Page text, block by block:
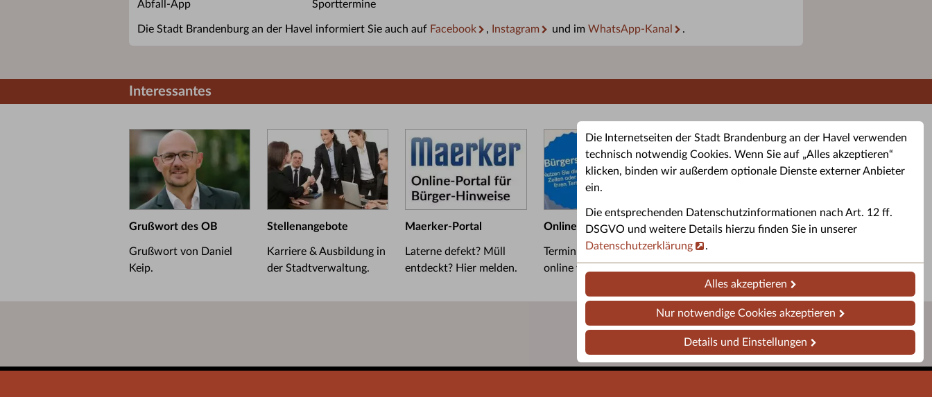
Die Internetseiten der Stadt Brandenburg an der Havel verwenden
technisch notwendig Cookies. Wenn Sie auf „Alles akzeptieren“
klicken, binden wir außerdem optionale Dienste externer Anbieter
ein.
Die entsprechenden Datenschutzinformationen nach Art. 12 ff.
DSGVO und weitere Details hierzu finden Sie in unserer
Datenschutzerklärung
.
Alles akzeptieren
Nur notwendige Cookies akzeptieren
Details und Einstellungen
Abfall-App Sporttermine
Die Stadt Brandenburg an der Havel informiert Sie auch auf Facebook , Instagram und im WhatsApp-Kanal .
Interessantes
Grußwort des OB
Grußwort von Daniel
Keip.
Stellenangebote
Karriere & Ausbildung in
der Stadtverwaltung.
Maerker-Portal
Laterne defekt? Müll
entdeckt? Hier melden.
Online-Terminbuchung
Termin im Bürgerservice
online vereinbaren.
Altkleider-Container
Standorte für Altkleider-
Sporttermine